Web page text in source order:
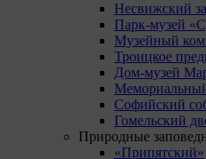
Несвижский
Парк-музей
Музейный
Троицкое
Дом-музей
Софийский
Гомельский
Природные
«Припятский»